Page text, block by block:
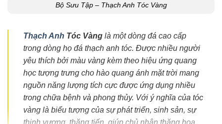
Bộ Sưu Tập – Thạch Anh Tóc Vàng
Thạch Anh Tóc Vàng là một dòng đá cao cấp
trong dòng họ đá thạch anh tóc. Được nhiều người
yêu thích bởi màu vàng kèm theo hiệu ứng quang
học tượng trưng cho hào quang ánh mặt trời mang
nguồn năng lượng tích cực được ứng dụng nhiều
trong chữa bệnh và phong thủy. Với ý nghĩa của tóc
vàng là biểu tượng của sự phát triển, sinh sản, sự
thịnh vượng, thăng tiến, giúp chủ nhân thăng hoa